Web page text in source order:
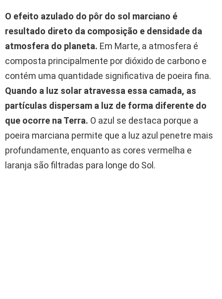
O efeito azulado do pôr do sol marciano é
resultado direto da composição e densidade da
atmosfera do planeta. Em Marte, a atmosfera é
composta principalmente por dióxido de carbono e
contém uma quantidade significativa de poeira fina.
Quando a luz solar atravessa essa camada, as
partículas dispersam a luz de forma diferente do
que ocorre na Terra. O azul se destaca porque a
poeira marciana permite que a luz azul penetre mais
profundamente, enquanto as cores vermelha e
laranja são filtradas para longe do Sol.